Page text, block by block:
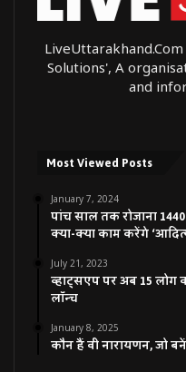
Solutions', A
and
Most Viewed Posts
January 7, 2024
पांच साल तक रोजाना
क्या-क्या काम करेंगे
July 21, 2023
व्हाट्सएप पर अब 15
लॉन्च
January 8, 2025
कौन हैं वी नारायणन, जो